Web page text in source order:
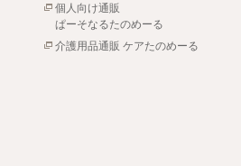
個人向け通販
ぱーそなるたのめーる
介護用品通販 ケアたのめーる